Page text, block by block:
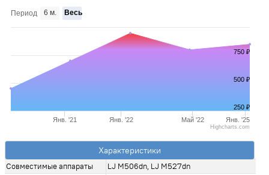
Янв. '21 Янв. '22 Май '22 Янв. '25
250 ₽
500 ₽
750 ₽
Период 6 м. Весь
Highcharts.com
Характеристики
Совместимые аппараты
LJ M506dn, LJ M527dn